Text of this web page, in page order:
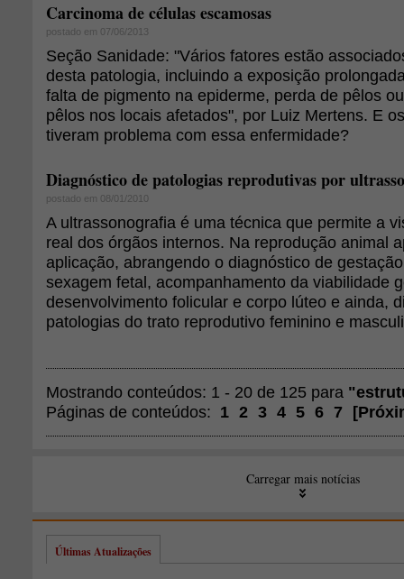
Carcinoma de células escamosas
postado em 07/06/2013
Seção Sanidade: "Vários fatores estão
desta patologia, incluindo a exposição
falta de pigmento na epiderme, perda de pêlos
pêlos nos locais afetados", por Luiz Mertens. E
tiveram problema com essa enfermidade?
Diagnóstico de patologias reprodutivas por
postado em 08/01/2010
A ultrassonografia é uma técnica que permite a
real dos órgãos internos. Na reprodução animal
aplicação, abrangendo o diagnóstico de
sexagem fetal, acompanhamento da viabilidade
desenvolvimento folicular e corpo lúteo e ainda,
patologias do trato reprodutivo feminino e
Mostrando conteúdos: 1 - 20 de 125 para
Páginas de conteúdos: 1 2 3 4 5 6 7 [
Carregar mais notícias
Últimas Atualizações